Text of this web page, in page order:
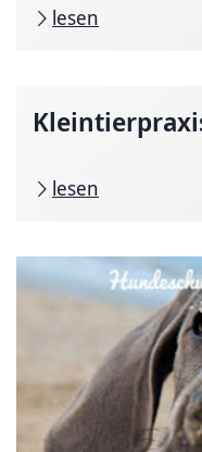
lesen
lesen